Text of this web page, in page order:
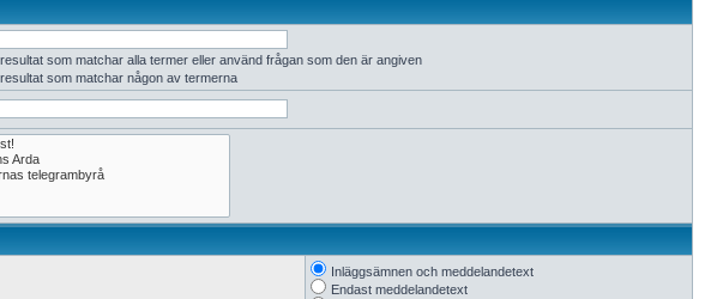
som matchar alla termer eller använd frågan som den är angiven
som matchar någon av termerna
Inläggsämnen och meddelandetext
Endast meddelandetext